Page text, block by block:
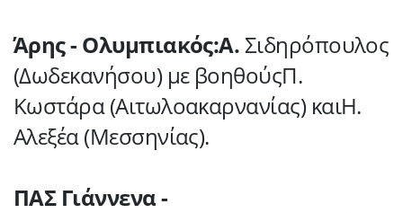
Άρης - Ολυμπιακός:Α.Σιδηρόπουλος
(Δωδεκανήσου) με βοηθούςΠ.
Κωστάρα (Αιτωλοακαρνανίας) καιΗ.
Αλεξέα (Μεσσηνίας).
ΠΑΣ Γιάννενα -